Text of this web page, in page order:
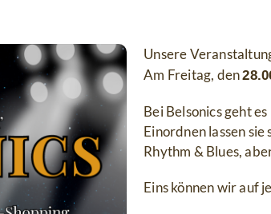
Unsere
Am Freitag, den
Bei Belsonics geht
Einordnen lassen sie
Rhythm & Blues,
Eins können wir auf